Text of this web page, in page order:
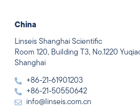
China
Linseis Shanghai Scientific
Room 120, Building T3, No.1220
Shanghai
+86-21-61901203
+86-21-50550642
info@linseis.com.cn